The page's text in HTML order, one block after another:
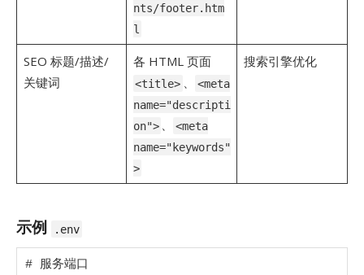
nts/footer.htm
l
SEO 标题/描述/
关键词
各 HTML 页面
<title> 、
<meta
name="descripti
on"> 、
<meta
name="keywords"
>
搜索引擎优化
示例 .env
# 服务端口